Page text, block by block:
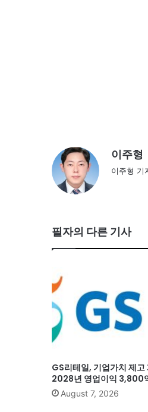
이주형
이주형
필자의 다른 기사
GS리테일, 기업가치 제고
2028년 영업이익 3,800
August 7, 2026